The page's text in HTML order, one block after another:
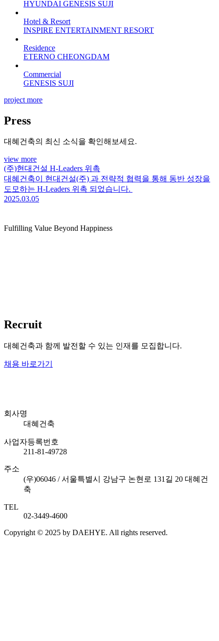
HYUNDAI GENESIS SUJI
Hotel & Resort
INSPIRE ENTERTAINMENT RESORT
Residence
ETERNO CHEONGDAM
Commercial
GENESIS SUJI
project more
Press
대혜건축의 최신 소식을 확인해보세요.
view more
(주)현대건설 H-Leaders 위촉
대혜건축이 현대건설(주) 과 전략적 협력을 통해 동반 성장을
도모하는 H-Leaders 위촉 되었습니다.
2025.03.05
Fulfilling Value Beyond Happiness
Recruit
대혜건축과 함께 발전할 수 있는 인재를 모집합니다.
채용 바로가기
회사명
대혜건축
사업자등록번호
211-81-49728
주소
(우)06046 / 서울특별시 강남구 논현로 131길 20 대혜건
축
TEL
02-3449-4600
Copyright © 2025 by DAEHYE. All rights reserved.